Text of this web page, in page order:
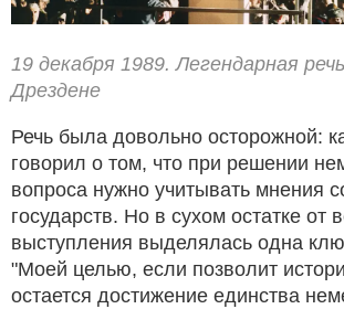
19 декабря 1989. Легендарная
Дрездене
Речь была довольно осторожной:
говорил о том, что при решении
вопроса нужно учитывать мнения
государств. Но в сухом остатке от
выступления выделялась одна
"Моей целью, если позволит
остается достижение единства